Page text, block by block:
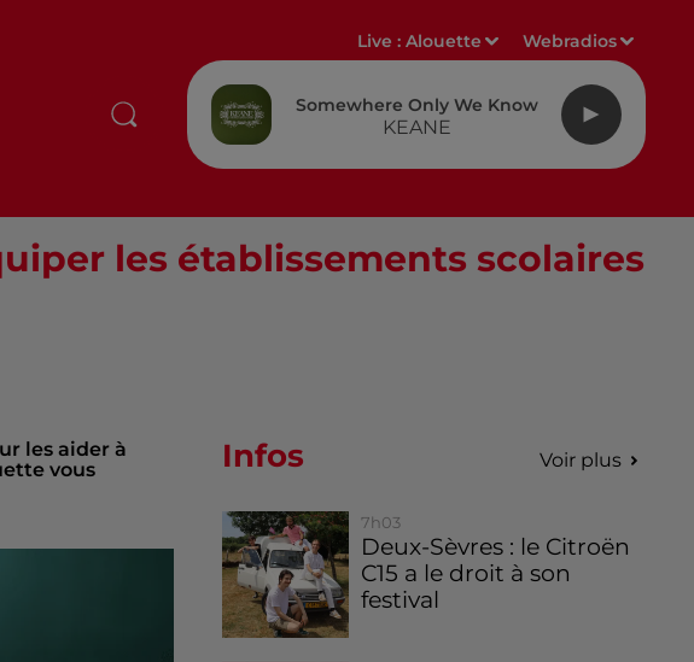
Live :Alouette Webradios
Somewhere Only We Know
KEANE
les établissements scolaires
les aider à
vous
Infos Voir plus
7h03
Deux-Sèvres : le Citroën
C15 a le droit à son
festival